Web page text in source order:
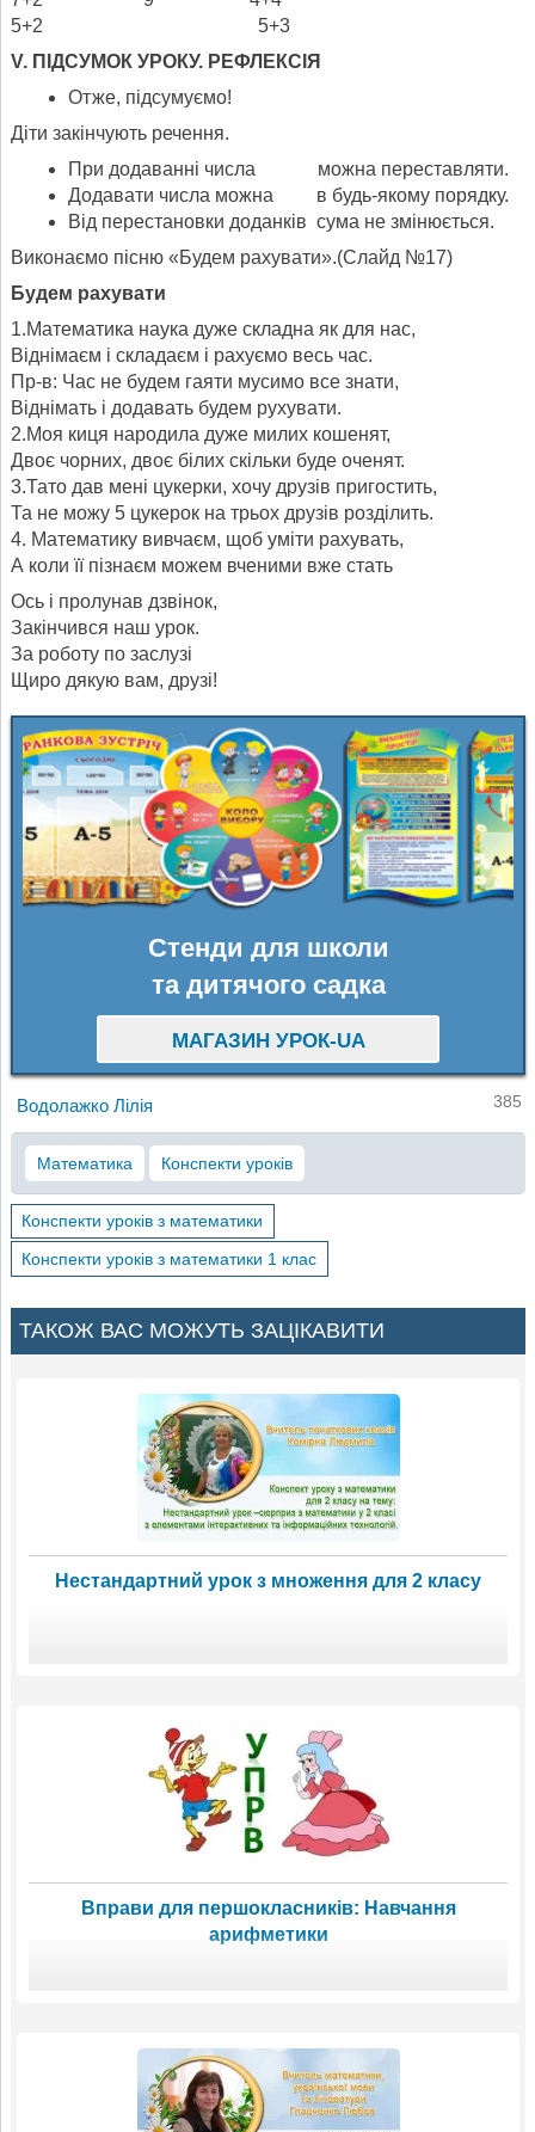
5+2 5+3
V. ПІДСУМОК УРОКУ. РЕФЛЕКСІЯ
Отже, підсумуємо!
Діти закінчують речення.
При додаванні числа можна переставляти.
Додавати числа можна в будь-якому порядку.
Від перестановки доданків сума не змінюється.
Виконаємо пісню «Будем рахувати».(Слайд №17)
Будем рахувати
1.Математика наука дуже складна як для нас,
Віднімаєм і складаєм і рахуємо весь час.
Пр-в: Час не будем гаяти мусимо все знати,
Віднімать і додавать будем рухувати.
2.Моя киця народила дуже милих кошенят,
Двоє чорних, двоє білих скільки буде оченят.
3.Тато дав мені цукерки, хочу друзів пригостить,
Та не можу 5 цукерок на трьох друзів розділить.
4. Математику вивчаєм, щоб уміти рахувать,
А коли її пізнаєм можем вченими вже стать
Ось і пролунав дзвінок,
Закінчився наш урок.
За роботу по заслузі
Щиро дякую вам, друзі!
Стенди для школи
та дитячого садка
МАГАЗИН УРОК-UA
Водолажко Лілія 385
Математика Конспекти уроків
Конспекти уроків з математики
Конспекти уроків з математики 1 клас
ТАКОЖ ВАС МОЖУТЬ ЗАЦІКАВИТИ
Нестандартний урок з множення для 2 класу
Вправи для першокласників: Навчання
арифметики